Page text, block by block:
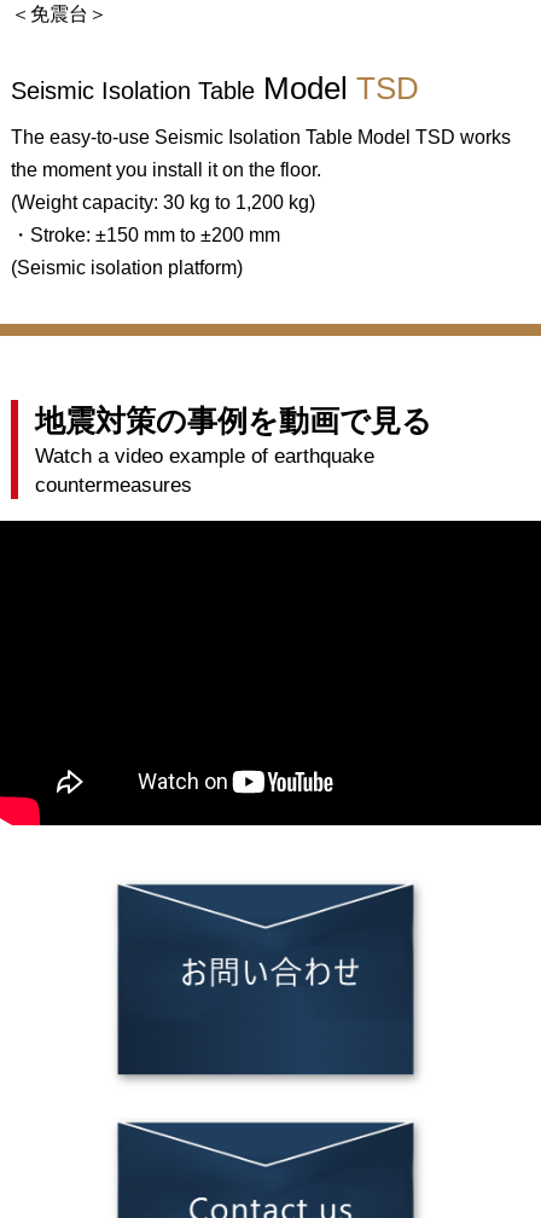
＜免震台＞
Seismic Isolation TableModel TSD
The easy-to-use Seismic Isolation Table Model TSD works
the moment you install it on the floor.
(Weight capacity: 30 kg to 1,200 kg)
・Stroke: ±150 mm to ±200 mm
(Seismic isolation platform)
地震対策の事例を動画で見る
Watch a video example of earthquake
countermeasures